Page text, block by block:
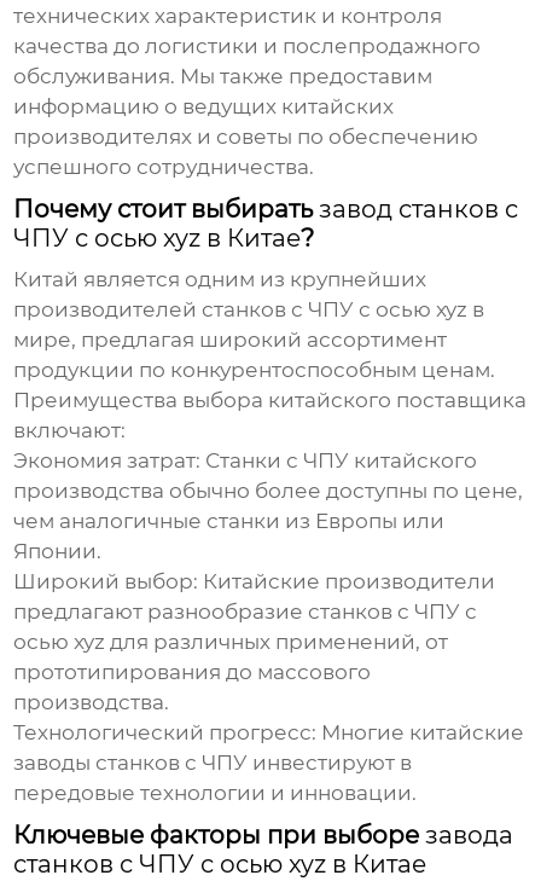
технических характеристик и контроля
качества до логистики и послепродажного
обслуживания. Мы также предоставим
информацию о ведущих китайских
производителях и советы по обеспечению
успешного сотрудничества.
Почему стоит выбиратьзавод станков с
ЧПУ с осью xyz в Китае?
Китай является одним из крупнейших
производителей станков с ЧПУ с осью xyz в
мире, предлагая широкий ассортимент
продукции по конкурентоспособным ценам.
Преимущества выбора китайского поставщика
включают:
Экономия затрат: Станки с ЧПУ китайского
производства обычно более доступны по цене,
чем аналогичные станки из Европы или
Японии.
Широкий выбор: Китайские производители
предлагают разнообразие станков с ЧПУ с
осью xyz для различных применений, от
прототипирования до массового
производства.
Технологический прогресс: Многие китайские
заводы станков с ЧПУ инвестируют в
передовые технологии и инновации.
Ключевые факторы при выборезавода
станков с ЧПУ с осью xyz в Китае